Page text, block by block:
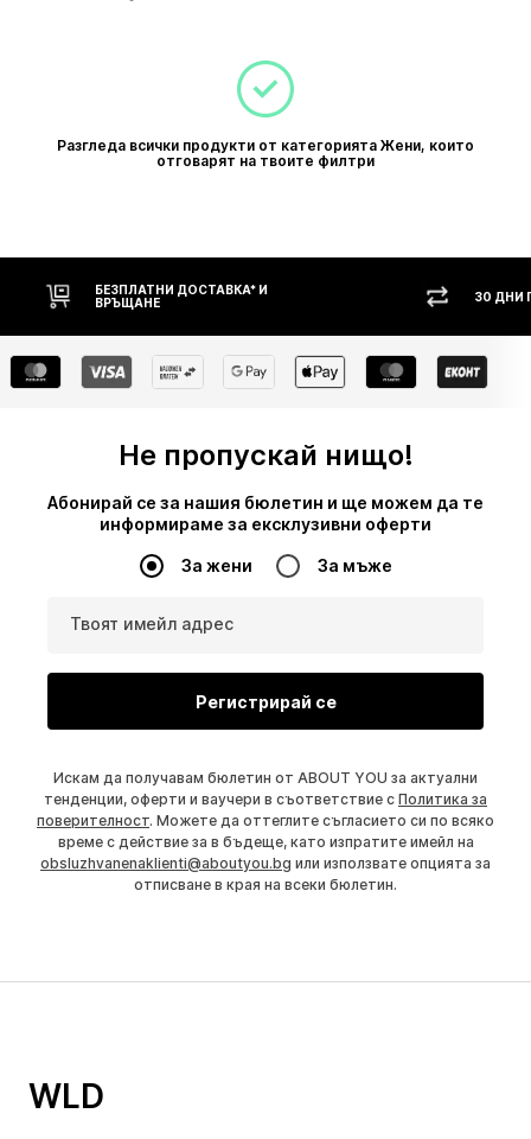
Разгледа всички продукти от категорията Жени, които
отговарят на твоите филтри
БЕЗПЛАТНИ ДОСТАВКА* И
ВРЪЩАНЕ
30 ДНИ
Не пропускай нищо!
Абонирай се за нашия бюлетин и ще можем да те
информираме за ексклузивни оферти
За жени За мъже
Твоят имейл адрес
Регистрирай се
Искам да получавам бюлетин от ABOUT YOU за актуални
тенденции, оферти и ваучери в съответствие с Политика за
поверителност. Можете да оттеглите съгласието си по всяко
време с действие за в бъдеще, като изпратите имейл на
obsluzhvanenaklienti@aboutyou.bg или използвате опцията за
отписване в края на всеки бюлетин.
WLD